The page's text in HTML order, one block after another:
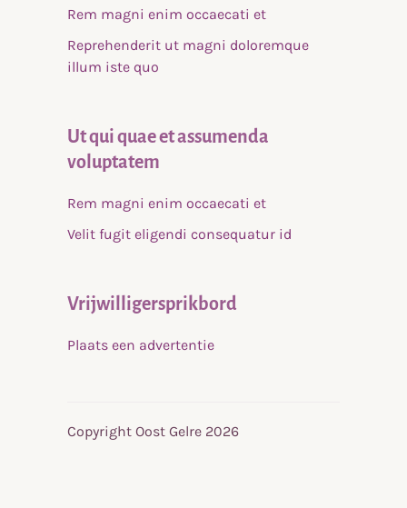
Rem magni enim occaecati et
Reprehenderit ut magni doloremque
illum iste quo
Ut qui quae et assumenda
voluptatem
Rem magni enim occaecati et
Velit fugit eligendi consequatur id
Vrijwilligersprikbord
Plaats een advertentie
Copyright Oost Gelre 2026